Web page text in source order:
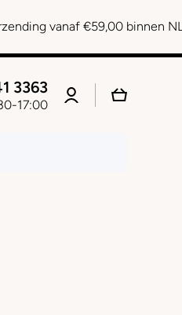
€59,00 binnen NL 📞
3363
17:00
Log
in